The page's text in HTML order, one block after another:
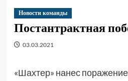
Новости команды
Постантрактная
03.03.2021
«Шахтер» нанес